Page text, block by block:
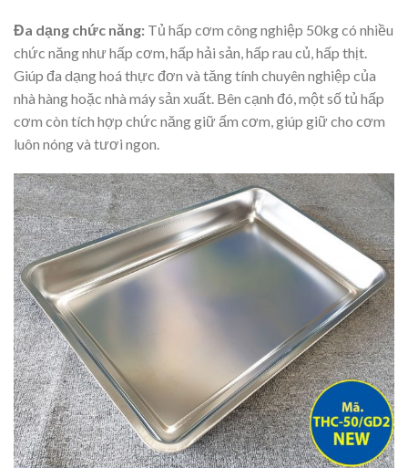
Đa dạng chức năng: Tủ hấp cơm công nghiệp 50kg có nhiều
chức năng như hấp cơm, hấp hải sản, hấp rau củ, hấp thịt.
Giúp đa dạng hoá thực đơn và tăng tính chuyên nghiệp của
nhà hàng hoặc nhà máy sản xuất. Bên cạnh đó, một số tủ hấp
cơm còn tích hợp chức năng giữ ấm cơm, giúp giữ cho cơm
luôn nóng và tươi ngon.